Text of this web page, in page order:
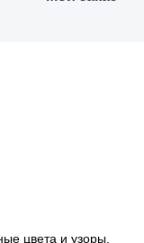
цвета и узоры,